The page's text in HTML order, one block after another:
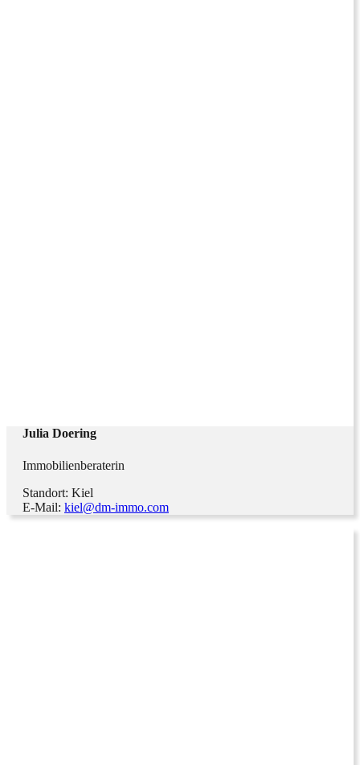
Julia Doering
Immobilienberaterin
Standort: Kiel
E-Mail: kiel@dm-immo.com